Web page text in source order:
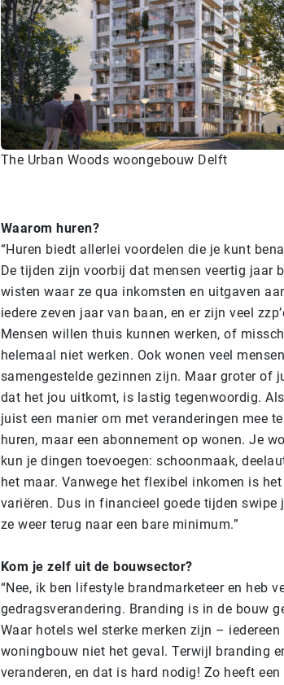
The Urban Woods woongebouw Delft
Waarom huren?
“Huren biedt allerlei voordelen die je kunt
De tijden zijn voorbij dat mensen veertig jaar
wisten waar ze qua inkomsten en uitgaven
iedere zeven jaar van baan, en er zijn veel
Mensen willen thuis kunnen werken, of
helemaal niet werken. Ook wonen veel
samengestelde gezinnen zijn. Maar groter of
dat het jou uitkomt, is lastig tegenwoordig.
juist een manier om met veranderingen mee
huren, maar een abonnement op wonen. Je
kun je dingen toevoegen: schoonmaak,
het maar. Vanwege het flexibel inkomen is
variëren. Dus in financieel goede tijden swipe
ze weer terug naar een bare minimum.”
Kom je zelf uit de bouwsector?
“Nee, ik ben lifestyle brandmarketeer en heb
gedragsverandering. Branding is in de bouw
Waar hotels wel sterke merken zijn –
woningbouw niet het geval. Terwijl branding
veranderen, en dat is hard nodig! Zo heeft